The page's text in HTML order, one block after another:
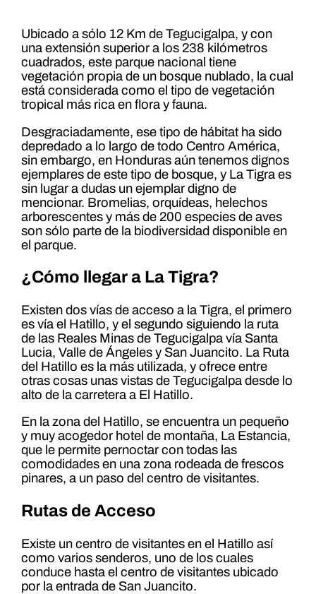
Ubicado a sólo 12 Km de Tegucigalpa, y con
una extensión superior a los 238 kilómetros
cuadrados, este parque nacional tiene
vegetación propia de un bosque nublado, la cual
está considerada como el tipo de vegetación
tropical más rica en flora y fauna.
Desgraciadamente, ese tipo de hábitat ha sido
depredado a lo largo de todo Centro América,
sin embargo, en Honduras aún tenemos dignos
ejemplares de este tipo de bosque, y La Tigra es
sin lugar a dudas un ejemplar digno de
mencionar. Bromelias, orquídeas, helechos
arborescentes y más de 200 especies de aves
son sólo parte de la biodiversidad disponible en
el parque.
¿Cómo llegar a La Tigra?
Existen dos vías de acceso a la Tigra, el primero
es vía el Hatillo, y el segundo siguiendo la ruta
de las Reales Minas de Tegucigalpa vía Santa
Lucia, Valle de Ángeles y San Juancito. La Ruta
del Hatillo es la más utilizada, y ofrece entre
otras cosas unas vistas de Tegucigalpa desde lo
alto de la carretera a El Hatillo.
En la zona del Hatillo, se encuentra un pequeño
y muy acogedor hotel de montaña, La Estancia,
que le permite pernoctar con todas las
comodidades en una zona rodeada de frescos
pinares, a un paso del centro de visitantes.
Rutas de Acceso
Existe un centro de visitantes en el Hatillo así
como varios senderos, uno de los cuales
conduce hasta el centro de visitantes ubicado
por la entrada de San Juancito.